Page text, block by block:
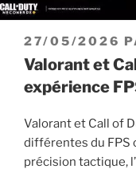
PUBLIÉ
LE
27/05/2026
Valorant et
expérience
Valorant et Call of
différentes du FPS
précision tactique,